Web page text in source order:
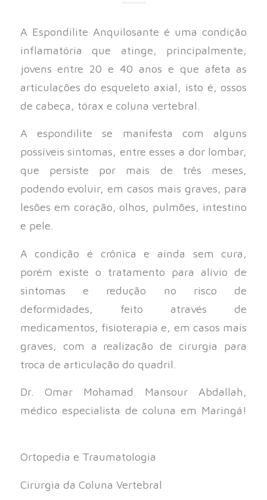
A Espondilite Anquilosante é uma condição
inflamatória que atinge, principalmente,
jovens entre 20 e 40 anos e que afeta as
articulações do esqueleto axial, isto é, ossos
de cabeça, tórax e coluna vertebral.
A espondilite se manifesta com alguns
possíveis sintomas, entre esses a dor lombar,
que persiste por mais de três meses,
podendo evoluir, em casos mais graves, para
lesões em coração, olhos, pulmões, intestino
e pele.
A condição é crônica e ainda sem cura,
porém existe o tratamento para alívio de
sintomas e redução no risco de
deformidades, feito através de
medicamentos, fisioterapia e, em casos mais
graves, com a realização de cirurgia para
troca de articulação do quadril.
Dr. Omar Mohamad Mansour Abdallah,
médico especialista de coluna em Maringá!
Ortopedia e Traumatologia⠀⠀
Cirurgia da Coluna Vertebral⠀⠀